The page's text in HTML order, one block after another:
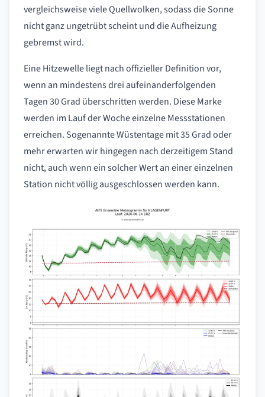
vergleichsweise viele Quellwolken, sodass die Sonne
nicht ganz ungetrübt scheint und die Aufheizung
gebremst wird.
Eine Hitzewelle liegt nach offizieller Definition vor,
wenn an mindestens drei aufeinanderfolgenden
Tagen 30 Grad überschritten werden. Diese Marke
werden im Lauf der Woche einzelne Messstationen
erreichen. Sogenannte Wüstentage mit 35 Grad oder
mehr erwarten wir hingegen nach derzeitigem Stand
nicht, auch wenn ein solcher Wert an einer einzelnen
Station nicht völlig ausgeschlossen werden kann.